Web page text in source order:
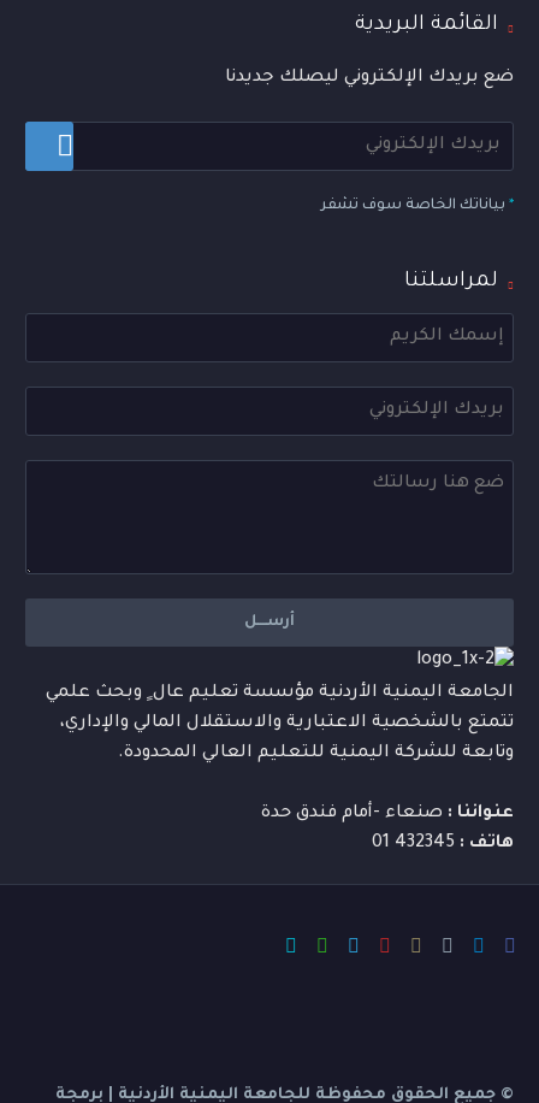
القائمة البريدية
ضع بريدك الإلكتروني ليصلك جديدنا
* بياناتك الخاصة سوف تشفر
لمراسلتنا
الجامعة اليمنية الأردنية مؤسسة تعليم عال ٍ وبحث علمي
تتمتع بالشخصية الاعتبارية والاستقلال المالي والإداري،
وتابعة للشركة اليمنية للتعليم العالي المحدودة.
عنواننا : صنعاء -أمام فندق حدة
هاتف :
© جميع الحقوق محفوظة للجامعة اليمنية الأردنية | برمجة